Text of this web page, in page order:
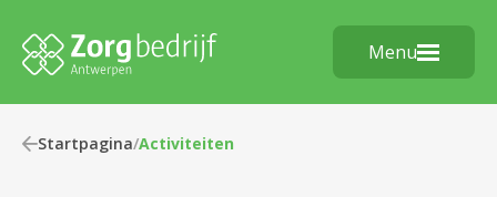
Menu
Startpagina/Activiteiten